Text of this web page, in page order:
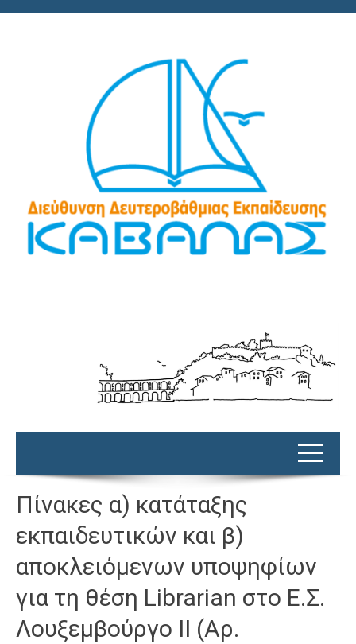
Πίνακες α) κατάταξης
εκπαιδευτικών και β)
αποκλειόμενων υποψηφίων
για τη θέση Librarian στο Ε.Σ.
Λουξεμβούργο ΙI (Αρ.